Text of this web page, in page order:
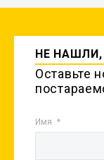
НЕ НАШЛИ,
Оставьте
Имя